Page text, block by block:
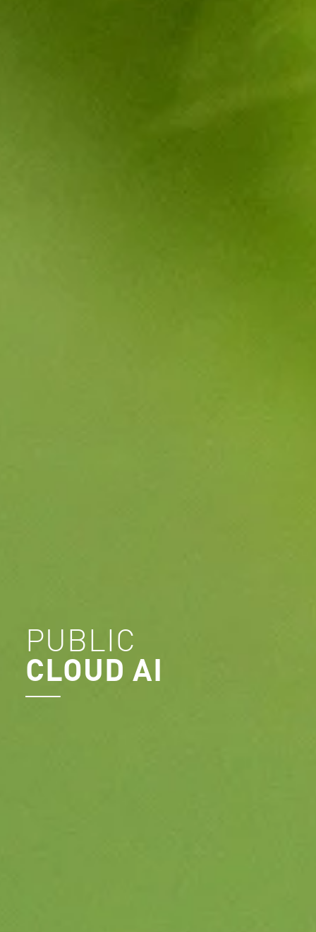
PUBLIC
CLOUD AI